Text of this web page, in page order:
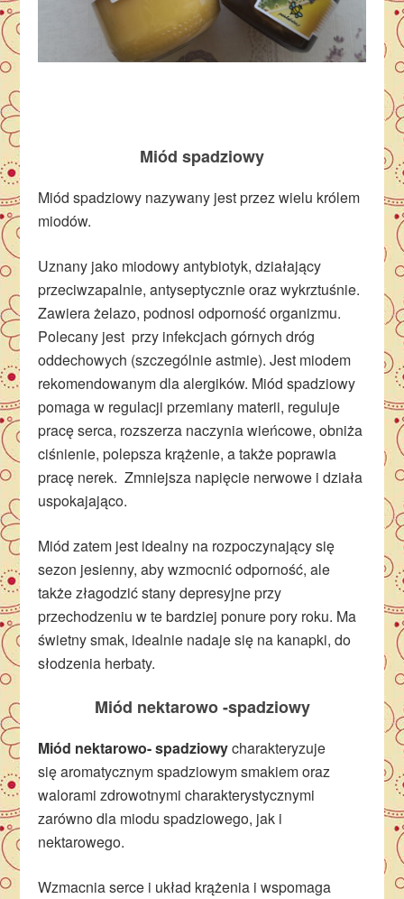
Miód spadziowy
Miód spadziowy nazywany jest przez wielu królem
miodów.
Uznany jako miodowy antybiotyk, działający
przeciwzapalnie, antyseptycznie oraz wykrztuśnie.
Zawiera żelazo, podnosi odporność organizmu.
Polecany jest przy infekcjach górnych dróg
oddechowych (szczególnie astmie). Jest miodem
rekomendowanym dla alergików. Miód spadziowy
pomaga w regulacji przemiany materii, reguluje
pracę serca, rozszerza naczynia wieńcowe, obniża
ciśnienie, polepsza krążenie, a także poprawia
pracę nerek. Zmniejsza napięcie nerwowe i działa
uspokajająco.
Miód zatem jest idealny na rozpoczynający się
sezon jesienny, aby wzmocnić odporność, ale
także złagodzić stany depresyjne przy
przechodzeniu w te bardziej ponure pory roku. Ma
świetny smak, idealnie nadaje się na kanapki, do
słodzenia herbaty.
Miód nektarowo -spadziowy
Miód nektarowo- spadziowycharakteryzuje
się aromatycznym spadziowym smakiem oraz
walorami zdrowotnymi charakterystycznymi
zarówno dla miodu spadziowego, jak i
nektarowego.
Wzmacnia serce i układ krążenia i wspomaga